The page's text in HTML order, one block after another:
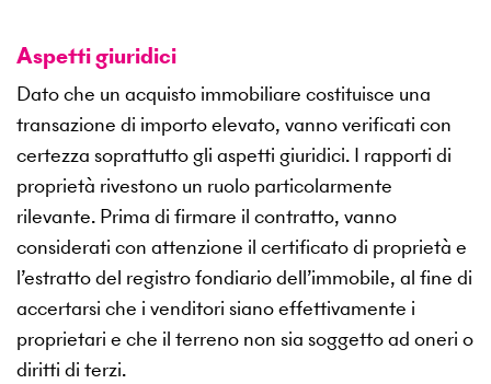
Aspetti giuridici
Dato che un acquisto immobiliare costituisce una
transazione di importo elevato, vanno verificati con
certezza soprattutto gli aspetti giuridici. I rapporti di
proprietà rivestono un ruolo particolarmente
rilevante. Prima di firmare il contratto, vanno
considerati con attenzione il certificato di proprietà e
l’estratto del registro fondiario dell’immobile, al fine di
accertarsi che i venditori siano effettivamente i
proprietari e che il terreno non sia soggetto ad oneri o
diritti di terzi.